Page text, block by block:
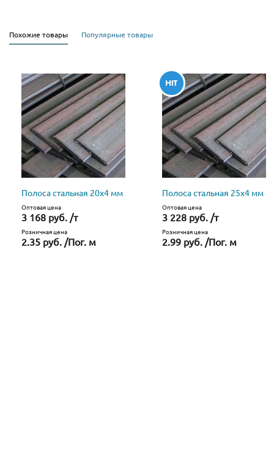
Похожие товары Популярные товары
Полоса стальная 20х4 мм
Оптовая цена
3 168 руб. /т
Розничная цена
2.35 руб. /Пог. м
Полоса стальная 25х4 мм
Оптовая цена
3 228 руб. /т
Розничная цена
2.99 руб. /Пог. м